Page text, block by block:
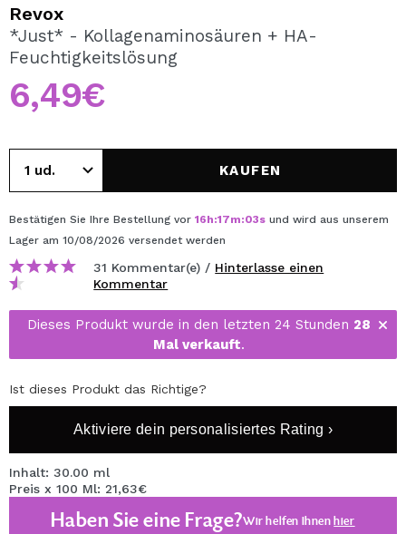
REGISTRIEREN
Durch die Erstellung eines Kontos bei Maquillalia.de
können Sie Ihre Einkäufe schnell tätigen, den Status Ihrer
Bestellungen überprüfen und Ihre bisherigen Vorgänge
einsehen.
BENUTZERKONTO ERSTELLEN
Revox
*Just* - Kollagenaminosäuren + HA-
Feuchtigkeitslösung
6,49€
KAUFEN
Bestätigen Sie Ihre Bestellung vor 16h:17m:03s und wird aus unserem
Lager am 10/08/2026 versendet werden
31 Kommentar(e) / Hinterlasse einen
Kommentar
Dieses Produkt wurde in den letzten 24 Stunden 28
Mal verkauft.
Ist dieses Produkt das Richtige?
Aktiviere dein personalisiertes Rating ›
Inhalt: 30.00 ml
Preis x 100 Ml: 21,63€
Haben Sie eine Frage?Wir helfen Ihnenhier